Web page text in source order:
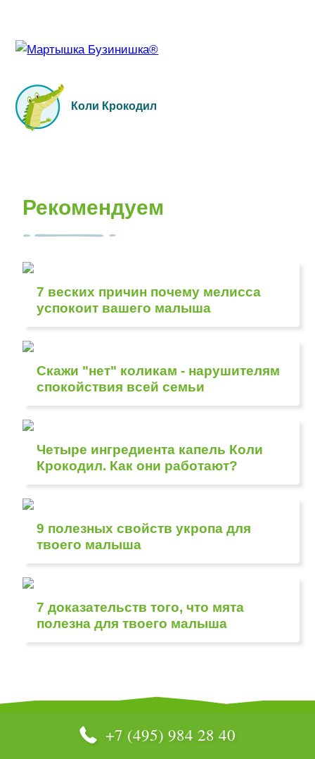
Коли Крокодил
Рекомендуем
7 веских причин почему мелисса
успокоит вашего малыша
Скажи "нет" коликам - нарушителям
спокойствия всей семьи
Четыре ингредиента капель Коли
Крокодил. Как они работают?
9 полезных свойств укропа для
твоего малыша
7 доказательств того, что мята
полезна для твоего малыша
+7 (495) 984 28 40